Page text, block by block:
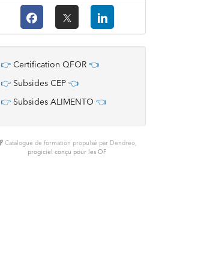
👉 Certification QFOR 👈
👉 Subsides CEP👈
👉 Subsides ALIMENTO 👈
Catalogue de formation propulsé par Dendreo,
progiciel conçu pour les OF